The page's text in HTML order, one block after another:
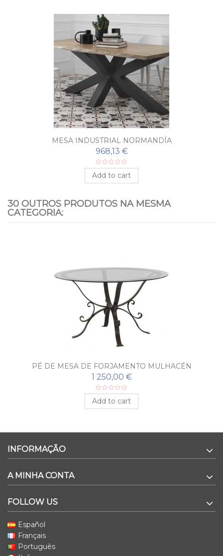
MESA INDUSTRIAL NORMANDÍA
968,13 €
Add to cart
30 OUTROS PRODUTOS NA MESMA
CATEGORIA:
PÉ DE MESA DE FORJAMENTO MULHACÉN
1 250,00 €
Add to cart
INFORMAÇÃO
A MINHA CONTA
FOLLOW US
Español
Français
Português